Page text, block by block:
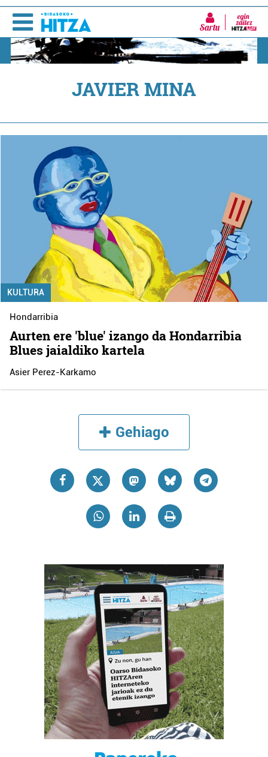
Sartu
JAVIER MINA
KULTURA
Hondarribia
Aurten ere 'blue' izango da Hondarribia
Blues jaialdiko kartela
Asier Perez-Karkamo
Gehiago